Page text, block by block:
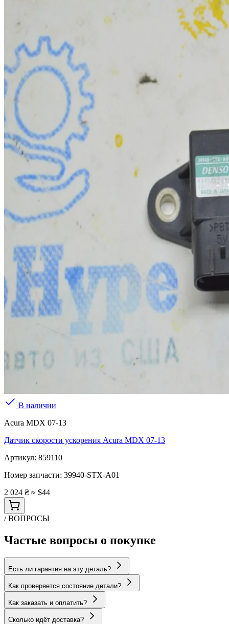
В наличии
Acura MDX 07-13
Датчик скорости ускорения Acura MDX 07-13
Артикул: 859110
Номер запчасти: 39940-STX-A01
2 024 ₴ ≈ $44
/ ВОПРОСЫ
Частые вопросы о покупке
Есть ли гарантия на эту деталь?
Как проверяется состояние детали?
Как заказать и оплатить?
Сколько идёт доставка?